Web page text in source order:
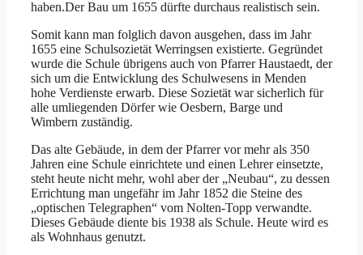
haben.Der Bau um 1655 dürfte durchaus realistisch sein.
Somit kann man folglich davon ausgehen, dass im Jahr
1655 eine Schulsozietät Werringsen existierte. Gegründet
wurde die Schule übrigens auch von Pfarrer Haustaedt, der
sich um die Entwicklung des Schulwesens in Menden
hohe Verdienste erwarb. Diese Sozietät war sicherlich für
alle umliegenden Dörfer wie Oesbern, Barge und
Wimbern zuständig.
Das alte Gebäude, in dem der Pfarrer vor mehr als 350
Jahren eine Schule einrichtete und einen Lehrer einsetzte,
steht heute nicht mehr, wohl aber der „Neubau“, zu dessen
Errichtung man ungefähr im Jahr 1852 die Steine des
„optischen Telegraphen“ vom Nolten-Topp verwandte.
Dieses Gebäude diente bis 1938 als Schule. Heute wird es
als Wohnhaus genutzt.